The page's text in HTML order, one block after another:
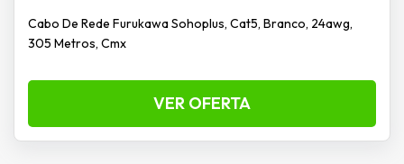
Cabo De Rede Furukawa Sohoplus, Cat5, Branco, 24awg,
305 Metros, Cmx
VER OFERTA